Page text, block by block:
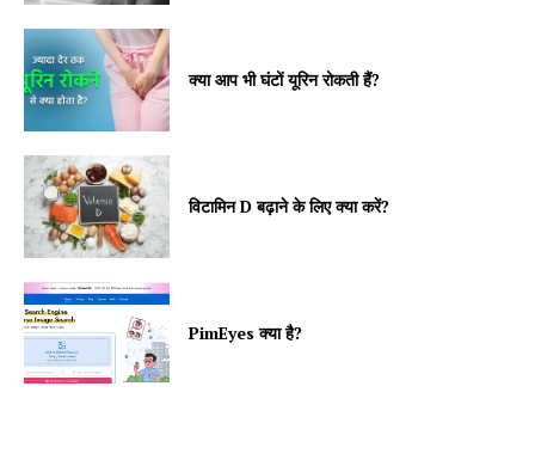
क्या आप भी घंटों यूरिन रोकती हैं?
विटामिन D बढ़ाने के लिए क्या करें?
PimEyes क्या है?